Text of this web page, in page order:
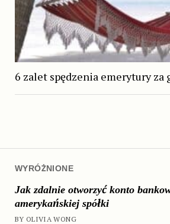
WYRÓŻNIONE
Jak zdalnie otworzyć konto
amerykańskiej spółki
BY OLIVIA WONG
6 zalet spędzenia emerytury za